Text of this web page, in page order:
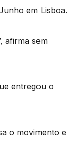
em Lisboa.
afirma sem
entregou o
o movimento e